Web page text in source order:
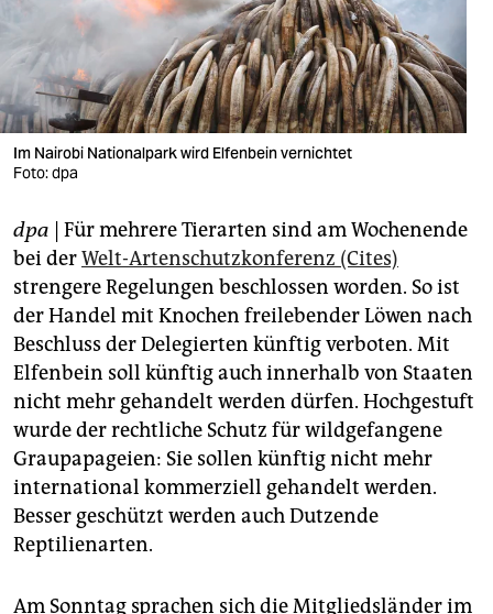
wahrheit
verlag
verlag
veranstaltungen
fragen & hilfe
unterstützen
abo
genossenschaft
epaper login
Im Nairobi Nationalpark wird Elfenbein vernichtet
Foto: dpa
dpa | Für mehrere Tierarten sind am Wochenende
bei derWelt-Artenschutzkonferenz (Cites)
strengere Regelungen beschlossen worden. So ist
der Handel mit Knochen freilebender Löwen nach
Beschluss der Delegierten künftig verboten. Mit
Elfenbein soll künftig auch innerhalb von Staaten
nicht mehr gehandelt werden dürfen. Hochgestuft
wurde der rechtliche Schutz für wildgefangene
Graupapageien: Sie sollen künftig nicht mehr
international kommerziell gehandelt werden.
Besser geschützt werden auch Dutzende
Reptilienarten.
Am Sonntag sprachen sich die Mitgliedsländer im